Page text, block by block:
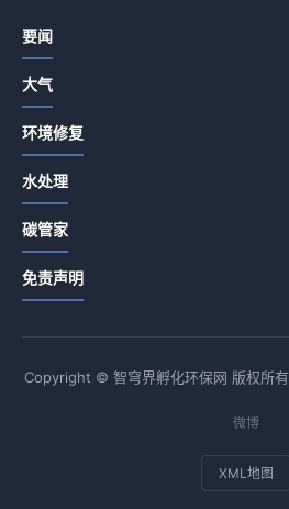
要闻
大气
环境修复
水处理
碳管家
免责声明
Copyright © 智穹界孵化环保网 版权所有
微博
XML地图